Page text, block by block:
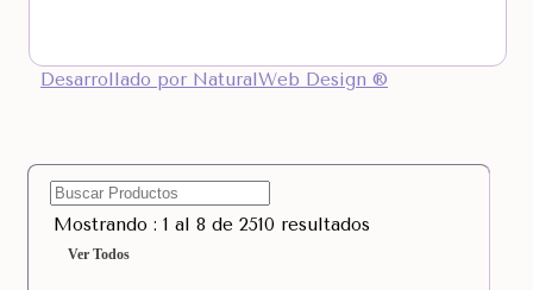
Desarrollado por NaturalWeb Design ®
Mostrando : 1 al 8 de 2510 resultados
Ver Todos